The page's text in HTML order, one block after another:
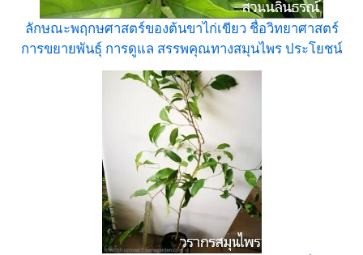
ลักษณะพฤกษศาสตร์ของต้นขาไก่เขียว ชื่อวิทยาศาสตร์
การขยายพันธุ์ การดูแล สรรพคุณทางสมุนไพร ประโยชน์